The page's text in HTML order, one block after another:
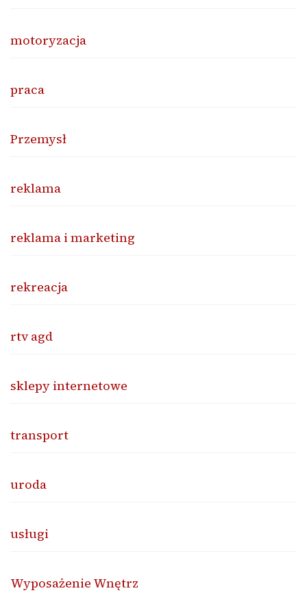
motoryzacja
praca
Przemysł
reklama
reklama i marketing
rekreacja
rtv agd
sklepy internetowe
transport
uroda
usługi
Wyposażenie Wnętrz